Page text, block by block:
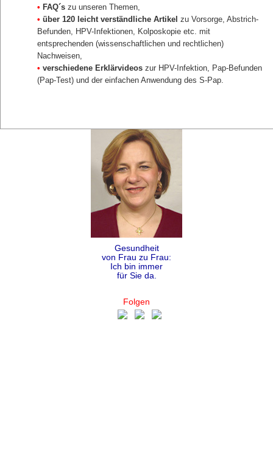
Gesundheit
von Frau zu Frau:
Ich bin immer
für Sie da.
Folgen
• FAQ´s zu unseren Themen,
• über 120 leicht verständliche Artikel zu Vorsorge, Abstrich-
Befunden, HPV-Infektionen, Kolposkopie etc. mit
entsprechenden (wissenschaftlichen und rechtlichen)
Nachweisen,
• verschiedene Erklärvideos zur HPV-Infektion, Pap-Befunden
(Pap-Test) und der einfachen Anwendung des S-Pap.